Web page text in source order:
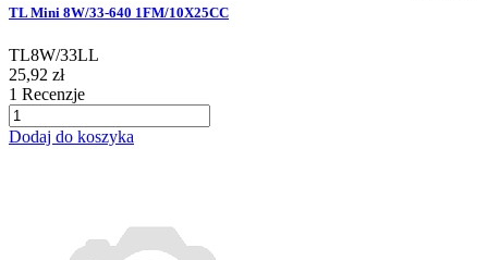
TL Mini 8W/33-640 1FM/10X25CC
TL8W/33LL
25,92 zł
1 Recenzje
Dodaj do koszyka